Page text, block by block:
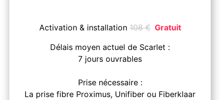
Activation & installation108€ Gratuit
Délais moyen actuel de Scarlet :
7 jours ouvrables
Prise nécessaire :
La prise fibre Proximus, Unifiber ou Fiberklaar